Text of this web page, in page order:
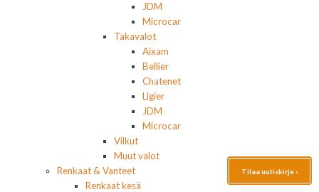
JDM
Microcar
Takavalot
Aixam
Bellier
Chatenet
Ligier
JDM
Microcar
Vilkut
Muut valot
Renkaat & Vanteet
Renkaat kesä
Tilaa uutiskirje ›